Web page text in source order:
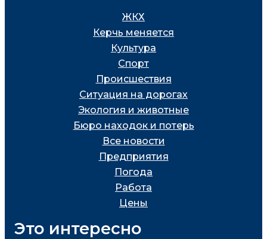
ЖКХ
Керчь меняется
Культура
Спорт
Проиcшествия
Ситуация на дорогах
Экология и животные
Бюро находок и потерь
Все новости
Предприятия
Погода
Работа
Цены
Это интересно